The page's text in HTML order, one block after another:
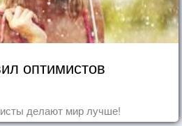
оптимистов
делают мир лучше!